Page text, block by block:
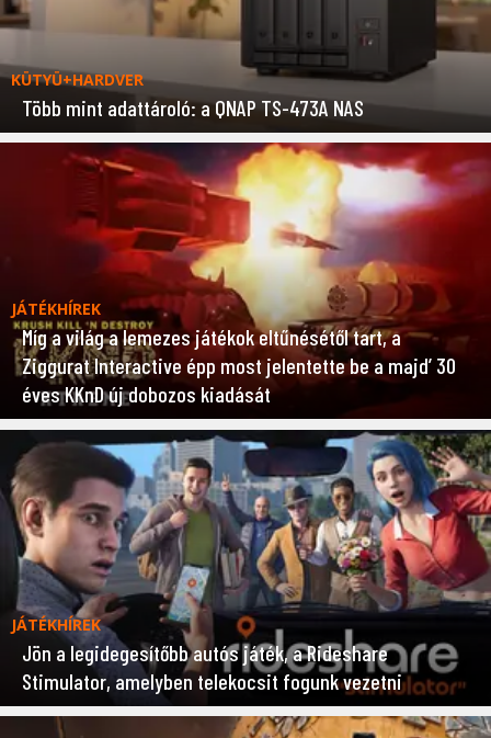
KÜTYÜ+HARDVER
Több mint adattároló: a QNAP TS-473A NAS
JÁTÉKHÍREK
Míg a világ a lemezes játékok eltűnésétől tart, a
Ziggurat Interactive épp most jelentette be a majd’ 30
éves KKnD új dobozos kiadását
JÁTÉKHÍREK
Jön a legidegesítőbb autós játék, a Rideshare
Stimulator, amelyben telekocsit fogunk vezetni